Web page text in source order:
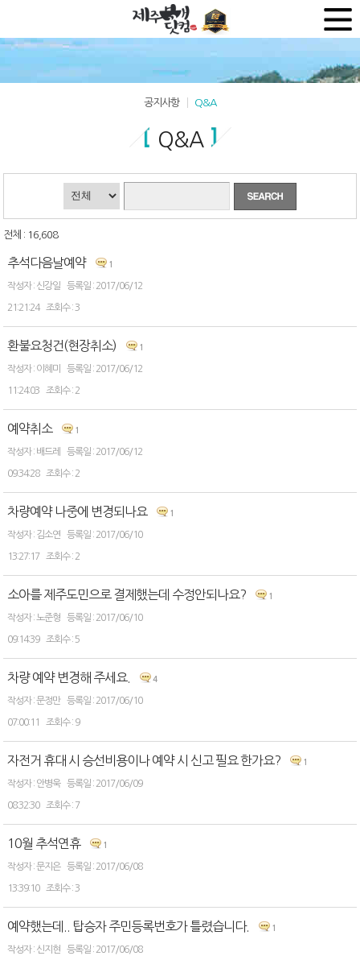
공지사항 Q&A
Q&A
전체 : 16,608
추석다음날예약 1
신강일 2017/06/12
21:21:24 3
환불요청건(현장취소) 1
이혜미 2017/06/12
11:24:03 2
예약취소 1
배드레 2017/06/12
09:34:28 2
차량예약 나중에 변경되나요 1
김소연 2017/06/10
13:27:17 2
소아를 제주도민으로 결제했는데 수정안되나요? 1
노준형 2017/06/10
09:14:39 5
차량 예약 변경해 주세요. 4
문정만 2017/06/10
07:00:11 9
자전거 휴대 시 승선비용이나 예약 시 신고 필요 한가요? 1
안병욱 2017/06/09
08:32:30 7
10월 추석연휴 1
문지은 2017/06/08
13:39:10 3
예약했는데.. 탑승자 주민등록번호가 틀렸습니다. 1
신지현 2017/06/08